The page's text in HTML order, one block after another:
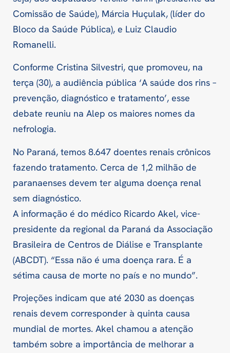
Comissão de Saúde), Márcia Huçulak, (líder do
Bloco da Saúde Pública), e Luiz Claudio
Romanelli.
Conforme Cristina Silvestri, que promoveu, na
terça (30), a audiência pública ‘A saúde dos rins –
prevenção, diagnóstico e tratamento’, esse
debate reuniu na Alep os maiores nomes da
nefrologia.
No Paraná, temos 8.647 doentes renais crônicos
fazendo tratamento. Cerca de 1,2 milhão de
paranaenses devem ter alguma doença renal
sem diagnóstico.
A informação é do médico Ricardo Akel, vice-
presidente da regional da Paraná da Associação
Brasileira de Centros de Diálise e Transplante
(ABCDT). “Essa não é uma doença rara. É a
sétima causa de morte no país e no mundo”.
Projeções indicam que até 2030 as doenças
renais devem corresponder à quinta causa
mundial de mortes. Akel chamou a atenção
também sobre a importância de melhorar a